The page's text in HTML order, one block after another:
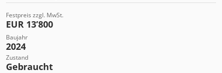
Festpreis zzgl. MwSt.
EUR 13’800
Baujahr
2024
Zustand
Gebraucht